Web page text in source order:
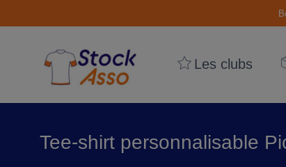
Les clubs
Tee-shirt personnalisable